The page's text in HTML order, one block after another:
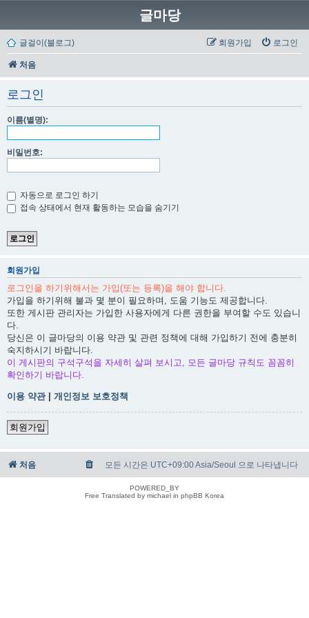
글마당
글걸이(블로그) 로그인
회원가입
처음
로그인
이름(별명):
비밀번호:
자동으로 로그인 하기
접속 상태에서 현재 활동하는 모습을 숨기기
회원가입
로그인을 하기위해서는 가입(또는 등록)을 해야 합니다.
가입을 하기위해 불과 몇 분이 필요하며, 도움 기능도 제공합니다.
또한 게시판 관리자는 가입한 사용자에게 다른 권한을 부여할 수도 있습니
다.
당신은 이 글마당의 이용 약관 및 관련 정책에 대해 가입하기 전에 충분히
숙지하시기 바랍니다.
이 게시판의 구석구석을 자세히 살펴 보시고, 모든 글마당 규칙도 꼼꼼히
확인하기 바랍니다.
이용 약관| 개인정보 보호정책
회원가입
처음 모든 시간은 UTC+09:00 Asia/Seoul 으로 나타냅니다
POWERED_BY
Free Translated by michael in phpBB Korea